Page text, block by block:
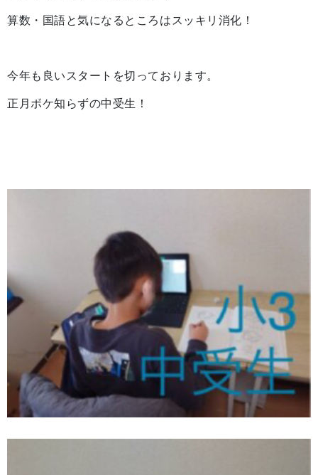
算数・国語と気になるところはスッキリ消化！
今年も良いスタートを切っております。
正月ボケ知らずの中受生！